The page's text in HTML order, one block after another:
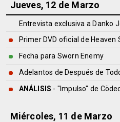
Jueves, 12 de Marzo
Entrevista exclusiva a Danko
Primer DVD oficial de Heaven
Fecha para Sworn Enemy
Adelantos de Después de
ANÁLISIS - "Impulso" de
Miércoles, 11 de Marzo